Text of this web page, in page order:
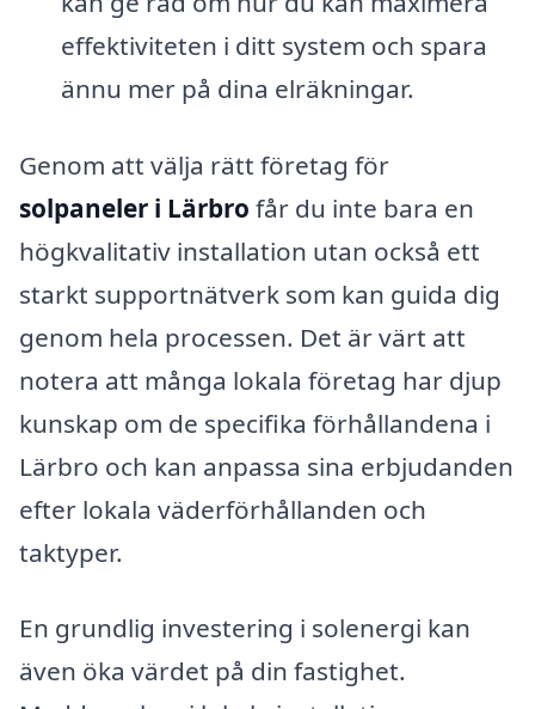
effektiviteten i ditt system och spara
ännu mer på dina elräkningar.
Genom att välja rätt företag för
solpaneler i Lärbro får du inte bara en
högkvalitativ installation utan också ett
starkt supportnätverk som kan guida dig
genom hela processen. Det är värt att
notera att många lokala företag har djup
kunskap om de specifika förhållandena i
Lärbro och kan anpassa sina erbjudanden
efter lokala väderförhållanden och
taktyper.
En grundlig investering i solenergi kan
även öka värdet på din fastighet.